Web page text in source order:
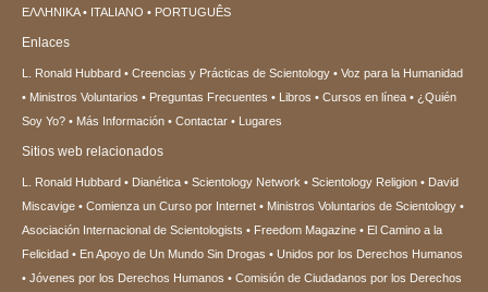
ΕΛΛΗΝΙΚA
ITALIANO PORTUGUÊS
Enlaces
L. Ronald Hubbard Creencias y Prácticas de Scientology
Voz para la Humanidad
Ministros Voluntarios
Preguntas Frecuentes Libros Cursos en línea
¿Quién
Soy Yo?
Más Información Contactar Lugares
Sitios web relacionados
L. Ronald Hubbard Dianética Scientology Network Scientology Religion
David
Miscavige
Comienza un Curso por Internet
Ministros Voluntarios de Scientology
Asociación Internacional de Scientologists
Freedom Magazine
El Camino a la
Felicidad
En Apoyo de Un Mundo Sin Drogas
Unidos por los Derechos Humanos
Jóvenes por los Derechos Humanos
Comisión de Ciudadanos por los Derechos